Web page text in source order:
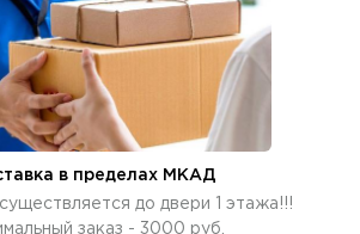
в пределах МКАД
до двери 1 этажа!!!
заказ - 3000 руб.